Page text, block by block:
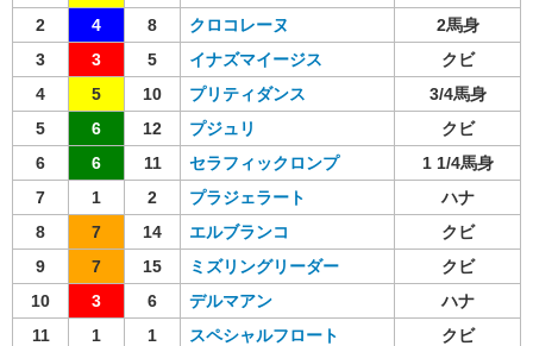
2
4 8 クロコレーヌ
2馬身
3
3 5 イナズマイージス
クビ
4
5 10 プリティダンス
3/4馬身
5
6 12 プジュリ
クビ
6
6 11 セラフィックロンプ
1 1/4馬身
7
1 2 プラジェラート
ハナ
8
7 14 エルブランコ
クビ
9
7 15 ミズリングリーダー
クビ
10
3 6 デルマアン
ハナ
11
1 1 スペシャルフロート
クビ